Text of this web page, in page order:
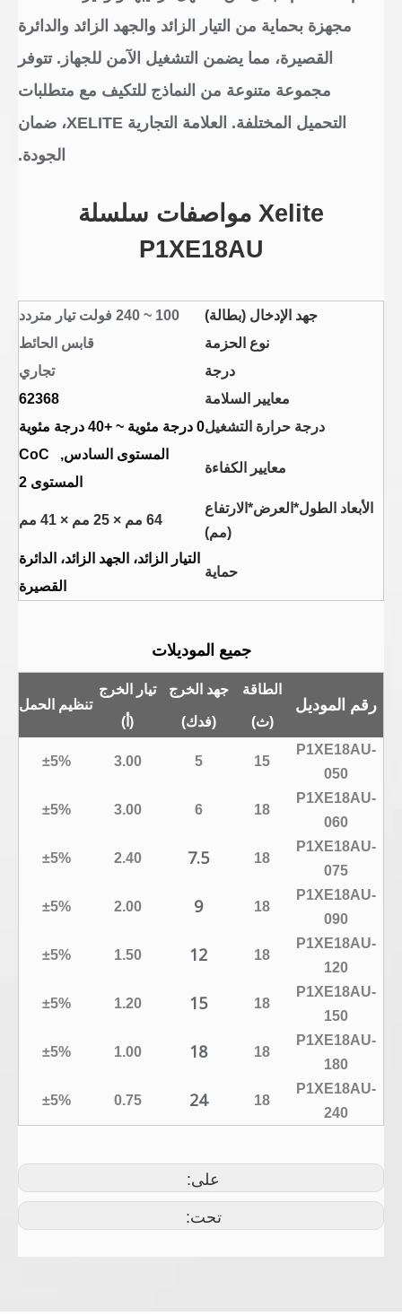
مجهزة بحماية من التيار الزائد والجهد الزائد والدائرة
القصيرة، مما يضمن التشغيل الآمن للجهاز. تتوفر
مجموعة متنوعة من النماذج للتكيف مع متطلبات
التحميل المختلفة. العلامة التجارية XELITE، ضمان
الجودة.
Xelite مواصفات سلسلة
P1XE18AU
جهد الإدخال (بطالة)
100 ~ 240 فولت تيار متردد
نوع الحزمة
قابس الحائط
درجة
تجاري
معايير السلامة
62368
درجة حرارة التشغيل0 درجة مئوية ~ +40 درجة مئوية
معايير الكفاءة
المستوى السادس, CoC
المستوى 2
الأبعاد الطول*العرض*الارتفاع
(مم)
64 مم × 25 مم × 41 مم
حماية
التيار الزائد، الجهد الزائد، الدائرة
القصيرة
جميع الموديلات
رقم الموديل
الطاقة
(ث)
جهد الخرج
(فدك)
تيار الخرج
(أ)
تنظيم الحمل
P1XE18AU-
050
15
5
3.00
±5%
P1XE18AU-
060
18
6
3.00
±5%
P1XE18AU-
075
18
7.5
2.40
±5%
P1XE18AU-
090
18
9
2.00
±5%
P1XE18AU-
120
18
12
1.50
±5%
P1XE18AU-
150
18
15
1.20
±5%
P1XE18AU-
180
18
18
1.00
±5%
P1XE18AU-
240
18
24
0.75
±5%
على:
تحت: